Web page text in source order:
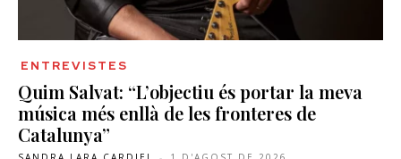
ENTREVISTES
Quim Salvat: “L’objectiu és portar la meva
música més enllà de les fronteres de
Catalunya”